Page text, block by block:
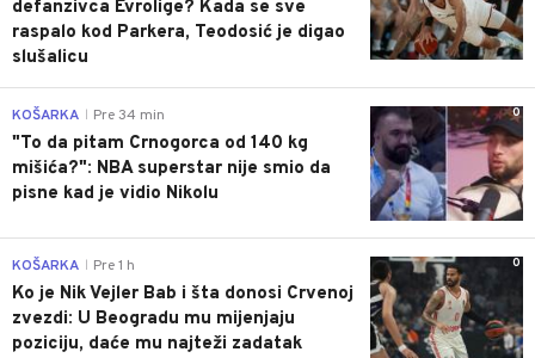
defanzivca Evrolige? Kada se sve
raspalo kod Parkera, Teodosić je digao
slušalicu
0
KOŠARKA Pre 34 min
"To da pitam Crnogorca od 140 kg
mišića?": NBA superstar nije smio da
pisne kad je vidio Nikolu
0
KOŠARKA Pre 1 h
Ko je Nik Vejler Bab i šta donosi Crvenoj
zvezdi: U Beogradu mu mijenjaju
poziciju, daće mu najteži zadatak